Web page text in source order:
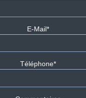
Champ
E-Mail*
Champ
Téléphone*